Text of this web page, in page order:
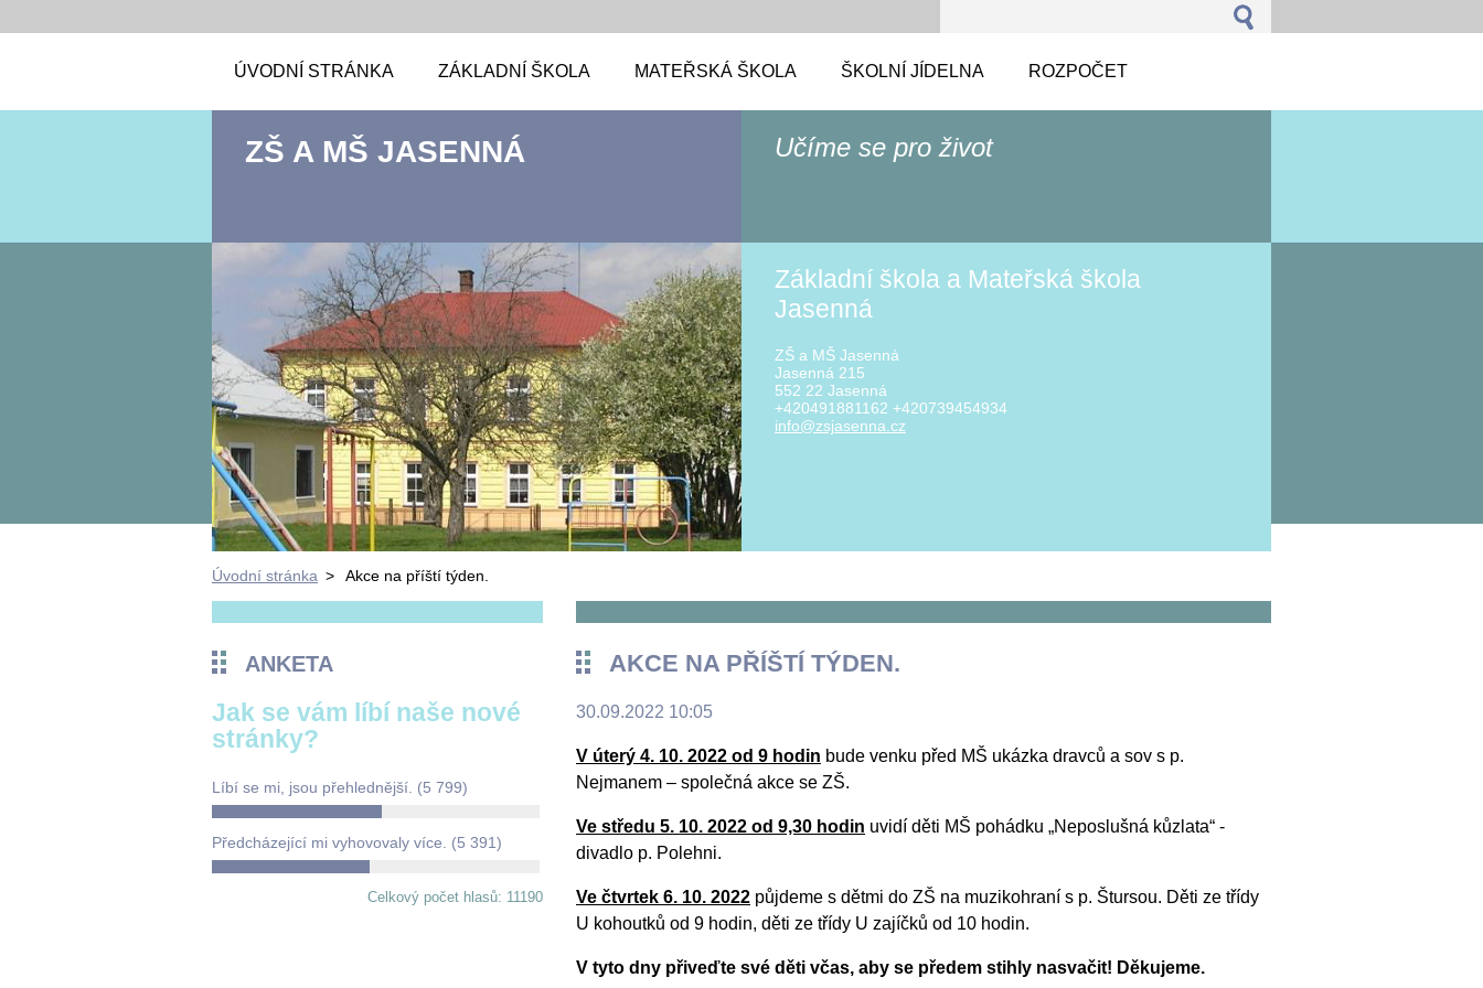
ÚVODNÍ STRÁNKA ZÁKLADNÍ ŠKOLA MATEŘSKÁ ŠKOLA ŠKOLNÍ JÍDELNA ROZPOČET
ZŠ A MŠ JASENNÁ Učíme se pro život
Základní škola a Mateřská škola
Jasenná
ZŠ a MŠ Jasenná
Jasenná 215
552 22 Jasenná
+420491881162 +420739454934
info@zsjasenna.cz
Úvodní stránka > Akce na příští týden.
ANKETA
Jak se vám líbí naše nové
stránky?
Líbí se mi, jsou přehlednější. (5 799)
Předcházející mi vyhovovaly více. (5 391)
Celkový počet hlasů: 11190
AKCE NA PŘÍŠTÍ TÝDEN.
30.09.2022 10:05
V úterý 4. 10. 2022 od 9 hodin bude venku před MŠ ukázka dravců a sov s p.
Nejmanem – společná akce se ZŠ.
Ve středu 5. 10. 2022 od 9,30 hodin uvidí děti MŠ pohádku „Neposlušná kůzlata“ -
divadlo p. Polehni.
Ve čtvrtek 6. 10. 2022 půjdeme s dětmi do ZŠ na muzikohraní s p. Štursou. Děti ze třídy
U kohoutků od 9 hodin, děti ze třídy U zajíčků od 10 hodin.
V tyto dny přiveďte své děti včas, aby se předem stihly nasvačit! Děkujeme.